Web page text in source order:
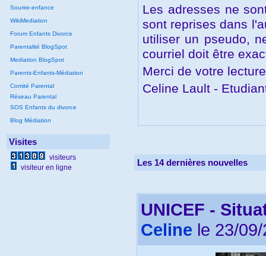
Sourire-enfance
WikiMediation
Forum Enfants Divorce
Parentalité BlogSpot
Mediation BlogSpot
Parents-Enfants-Médiation
Comité Parental
Réseau Parental
SOS Enfants du divorce
Blog Médiation
Visites
visiteurs
visiteur en ligne
Les adresses ne
sont reprises dans
utiliser un pseudo,
courriel doit être
Merci de votre
Celine Lault -
Les 14 dernières nouvelles
UNICEF -
Celine le 23/